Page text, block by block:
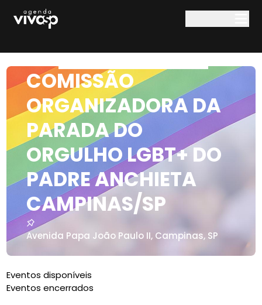
COMISSÃO
ORGANIZADORA DA
PARADA DO
ORGULHO LGBT+ DO
PADRE ANCHIETA
CAMPINAS/SP
Avenida Papa João Paulo II, Campinas, SP
Eventos disponíveis
Eventos encerrados